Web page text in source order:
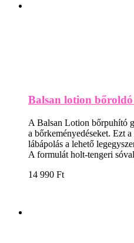
Balsan lotion
A Balsan Lotion bőrpuhító
a bőrkeményedéseket. Ezt
lábápolás a lehető
A formulát holt-tengeri
14 990 Ft